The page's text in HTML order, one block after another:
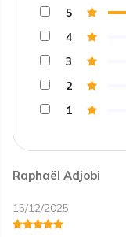
Raphaël Adjobi
15/12/2025
5
4
3
2
1